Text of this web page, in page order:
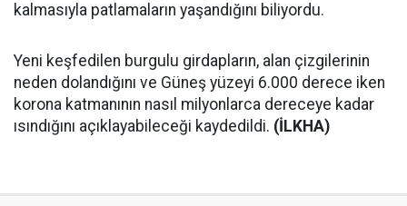
kalmasıyla patlamaların yaşandığını biliyordu.
Yeni keşfedilen burgulu girdapların, alan çizgilerinin
neden dolandığını ve Güneş yüzeyi 6.000 derece iken
korona katmanının nasıl milyonlarca dereceye kadar
ısındığını açıklayabileceği kaydedildi. (İLKHA)